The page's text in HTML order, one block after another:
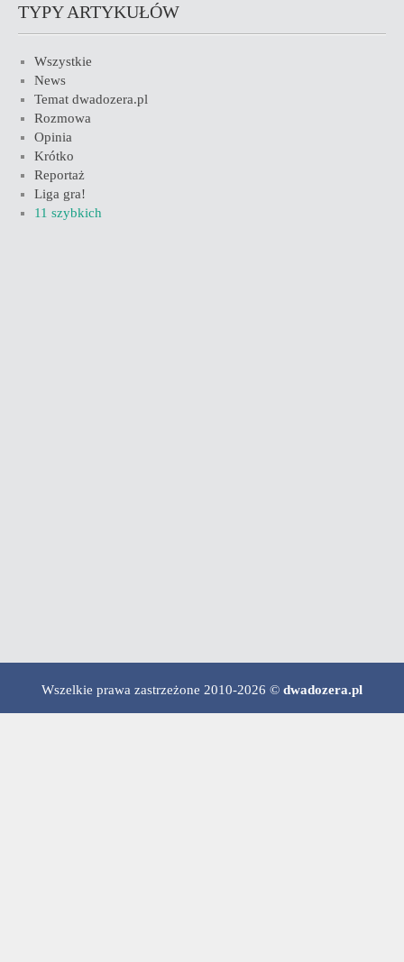
TYPY ARTYKUŁÓW
Wszystkie
News
Temat dwadozera.pl
Rozmowa
Opinia
Krótko
Reportaż
Liga gra!
11 szybkich
Wszelkie prawa zastrzeżone 2010-2026 © dwadozera.pl